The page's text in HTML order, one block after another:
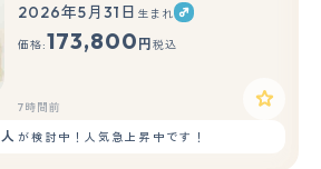
もっと見る
2026年5月31日 生まれ
価格:173,800 円 税込
7時間前
が検討中！人気急上昇中です！